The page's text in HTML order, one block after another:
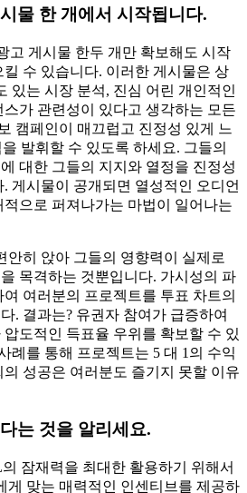
물 한 개에서 시작됩니다.
고 게시물 한두 개만 확보해도 시작
수 있습니다. 이러한 게시물은 상
있는 시장 분석, 진심 어린 개인적인
가 관련성이 있다고 생각하는 모든
캠페인이 매끄럽고 진정성 있게 느
발휘할 수 있도록 하세요. 그들의
대한 그들의 지지와 열정을 진정성
게시물이 공개되면 열성적인 오디언
으로 퍼져나가는 마법이 일어나는
안히 앉아 그들의 영향력이 실제로
목격하는 것뿐입니다. 가시성의 파
여러분의 프로젝트를 투표 차트의
. 결과는? 유권자 참여가 급증하여
도적인 득표율 우위를 확보할 수 있
례를 통해 프로젝트는 5 대 1의 수익
성공은 여러분도 즐기지 못할 이유
는 것을 알리세요.
잠재력을 최대한 활용하기 위해서
게 맞는 매력적인 인센티브를 제공하